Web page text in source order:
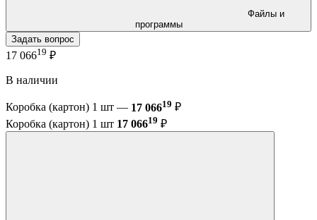
программы
Задать вопрос
17 06619 ₽
В наличии
Коробка (картон) 1 шт — 17 06619 ₽
Коробка (картон) 1 шт 17 06619 ₽